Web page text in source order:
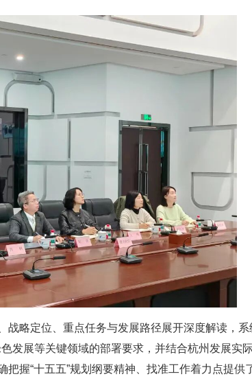
战略定位、重点任务与发展路径展开深度解读，系
发展等关键领域的部署要求，并结合杭州发展实
握“十五五”规划纲要精神、找准工作着力点提供